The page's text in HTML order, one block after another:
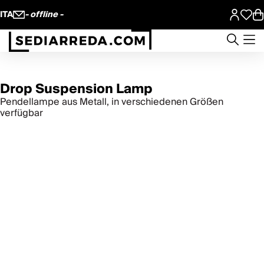
ITA - offline -
Drop Suspension Lamp
Pendellampe aus Metall, in verschiedenen Größen
verfügbar